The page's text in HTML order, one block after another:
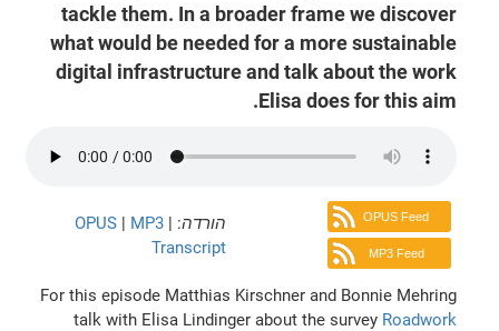
tackle them. In a broader frame we discover
what would be needed for a more sustainable
digital infrastructure and talk about the work
Elisa does for this aim.
OPUS Feed
MP3 Feed
הורדה:
OPUS | MP3 |
Transcript
For this episode Matthias Kirschner and Bonnie Mehring
talk with Elisa Lindinger about the survey Roadwork